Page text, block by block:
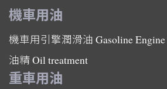
機車用油
機車用引擎潤滑油 Gasoline Engine
油精Oil treatment
重車用油